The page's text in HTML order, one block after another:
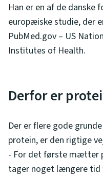
Han er en af de danske
europæiske studie, der
PubMed.gov – US
Institutes of Health.
Derfor er
Der er flere gode
protein, er den rigtige
- For det første mætter
tager noget længere